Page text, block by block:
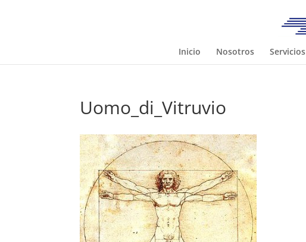
Inicio Nosotros Servicios
Uomo_di_Vitruvio